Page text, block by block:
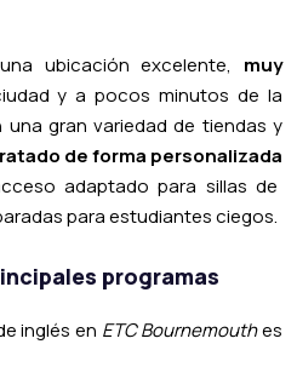
ubicación excelente, muy
y a pocos minutos de la
gran variedad de tiendas y
de forma personalizada
adaptado para sillas de
para estudiantes ciegos.
programas
inglés en ETC Bournemouthes